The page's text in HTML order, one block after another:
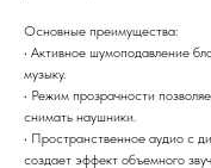
Основные преимущества:
• Активное шумоподавление
музыку.
• Режим прозрачности
снимать наушники.
• Пространственное аудио с
создает эффект объемного